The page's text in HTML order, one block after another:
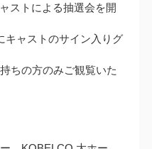
ストによる抽選会を開
キャストのサイン入りグ
ちの方のみご観覧いた